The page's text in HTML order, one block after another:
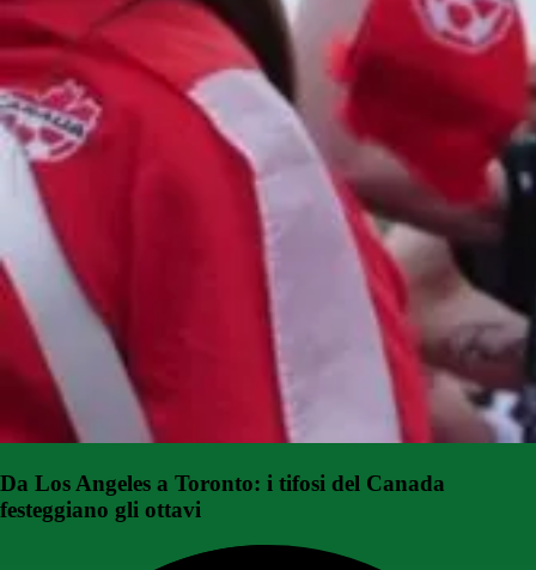
Da Los Angeles a Toronto: i tifosi del Canada
festeggiano gli ottavi